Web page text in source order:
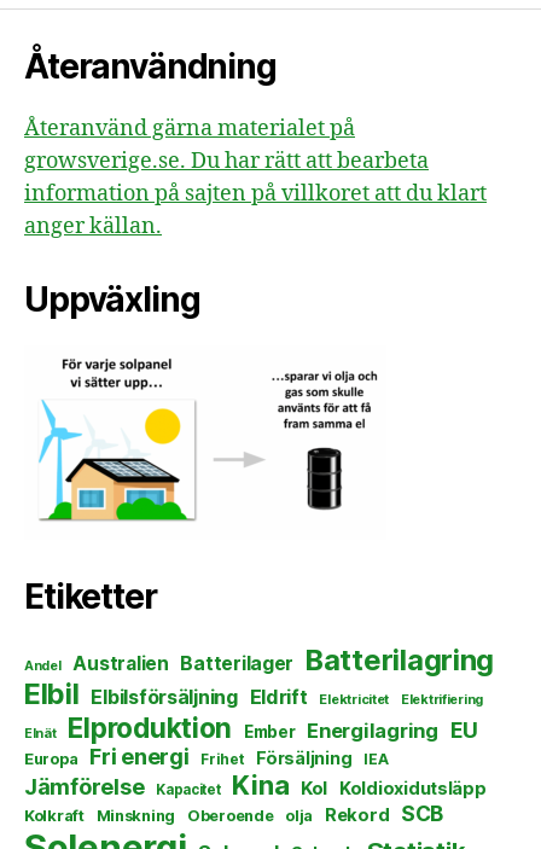
Återanvändning
Återanvänd gärna materialet på
growsverige.se. Du har rätt att bearbeta
information på sajten på villkoret att du klart
anger källan.
Uppväxling
Etiketter
Andel Australien Batterilager Batterilagring
Elbil Elbilsförsäljning Eldrift Elektricitet Elektrifiering
Elnät Elproduktion Ember Energilagring EU
Europa Fri energi Frihet Försäljning IEA
Jämförelse Kapacitet Kina Kol Koldioxidutsläpp
Kolkraft Minskning Oberoende olja Rekord SCB